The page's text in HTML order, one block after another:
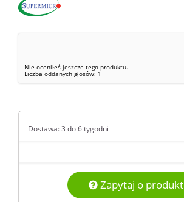
Nie oceniłeś jeszcze tego produktu.
Liczba oddanych głosów: 1
Dostawa: 3 do 6 tygodni
Zapytaj o produkt